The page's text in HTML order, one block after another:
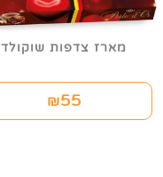
מארז צדפות שוקולד
₪55